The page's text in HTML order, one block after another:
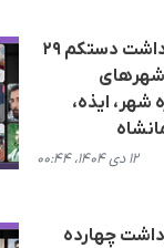
اعتراضات دیماه؛ بازداشت دستکم ۲۹
شهر، ایذە،
۱۲ دی ۱۴۰۴، ۰۰:۴۴
چهاردە